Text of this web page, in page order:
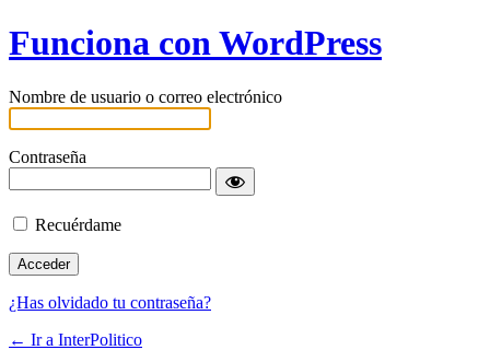
Funciona con WordPress
Nombre de usuario o correo electrónico
Contraseña
Recuérdame
¿Has olvidado tu contraseña?
← Ir a InterPolitico